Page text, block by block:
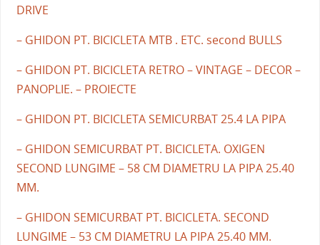
DRIVE
– GHIDON PT. BICICLETA MTB . ETC. second BULLS
– GHIDON PT. BICICLETA RETRO – VINTAGE – DECOR –
PANOPLIE. – PROIECTE
– GHIDON PT. BICICLETA SEMICURBAT 25.4 LA PIPA
– GHIDON SEMICURBAT PT. BICICLETA. OXIGEN
SECOND LUNGIME – 58 CM DIAMETRU LA PIPA 25.40
MM.
– GHIDON SEMICURBAT PT. BICICLETA. SECOND
LUNGIME – 53 CM DIAMETRU LA PIPA 25.40 MM.